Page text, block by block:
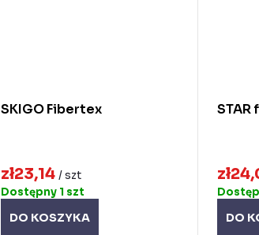
SKIGO Fibertex
zł23,14 / szt
Dostępny 1 szt
DO KOSZYKA
STAR
DO